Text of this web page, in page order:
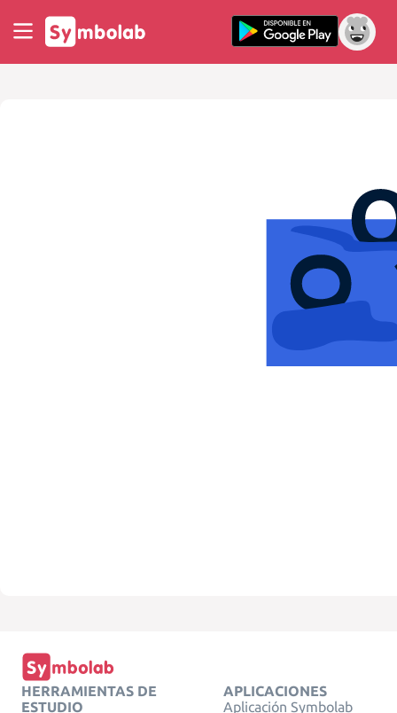
HERRAMIENTAS DE
ESTUDIO
APLICACIONES
Aplicación Symbolab